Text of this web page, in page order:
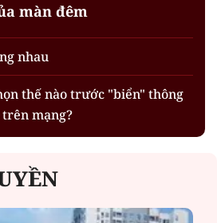
màn đêm
nhau
thế nào trước "biển" thông
mạng?